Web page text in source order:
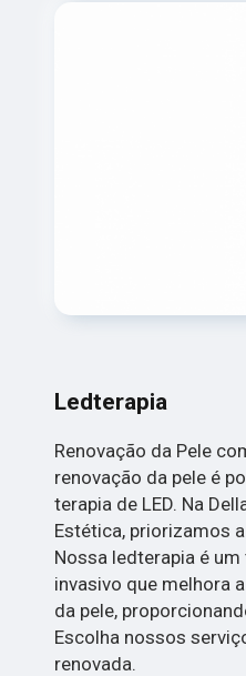
Ledterapia
Renovação da Pele
renovação da pele é
terapia de LED. Na
Estética, priorizamos
Nossa ledterapia é
invasivo que melhora
da pele,
Escolha nossos
renovada.